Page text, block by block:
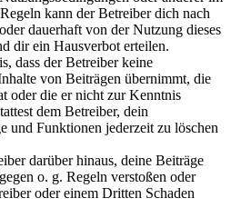
kann der Betreiber dich nach
dauerhaft von der Nutzung dieses
dir ein Hausverbot erteilen.
dass der Betreiber keine
von Beiträgen übernimmt, die
oder die er nicht zur Kenntnis
dem Betreiber, dein
und Funktionen jederzeit zu löschen
darüber hinaus, deine Beiträge
o. g. Regeln verstoßen oder
oder einem Dritten Schaden